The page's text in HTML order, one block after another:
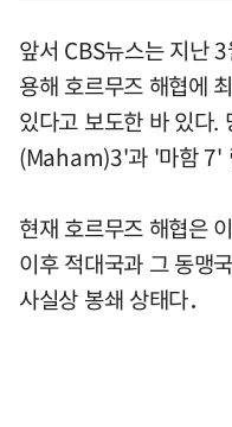
앞서 CBS뉴스는 지난
용해 호르무즈 해협에
있다고 보도한 바 있다.
(Maham)3'과 '마함 7'
현재 호르무즈 해협은
이후 적대국과 그 동맹
사실상 봉쇄 상태다．